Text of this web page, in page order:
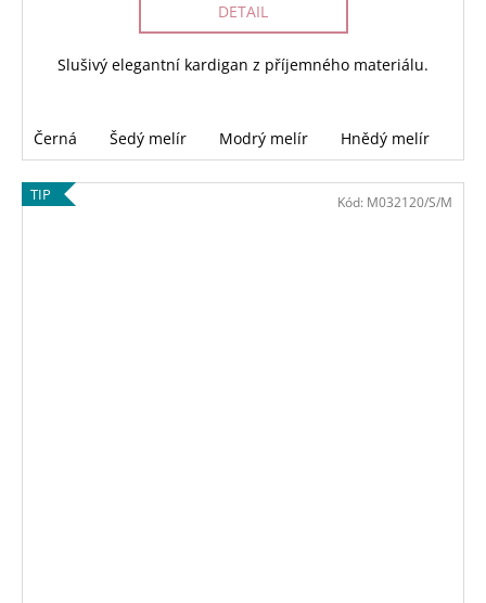
DETAIL
Slušivý elegantní kardigan z příjemného materiálu.
Černá Šedý melír Modrý melír Hnědý melír
TIP Kód: M032120/S/M